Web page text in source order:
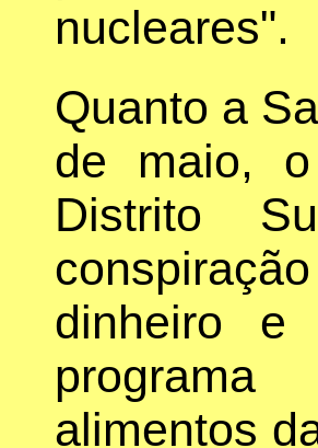
nucleares".
Quanto a
de maio,
Distrito
dinheiro e
alimentos